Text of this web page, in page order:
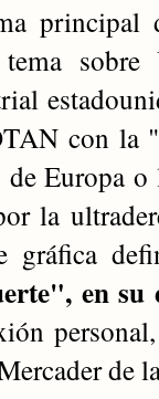
principal
sobre
con
Europa
la
gráfica
en su
de